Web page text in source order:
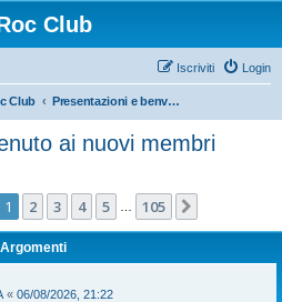
Club
Login
Iscriviti
Club Presentazioni e benvenuto ai nuovi membri
ai nuovi membri
di 105
1 2 3 4 5 105
Argomenti
« 06/08/2026, 21:22